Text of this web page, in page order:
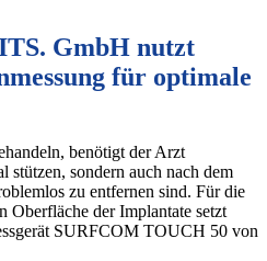
GmbH nutzt
für optimale
benötigt der Arzt
stützen, sondern auch nach dem
zu entfernen sind. Für die
Oberfläche der Implantate setzt
SURFCOM TOUCH 50 von